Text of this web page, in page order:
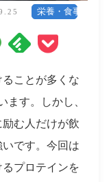
栄養・食事
ことが多くな
ます。しかし、
む人だけが飲
です。今回は
プロテインを